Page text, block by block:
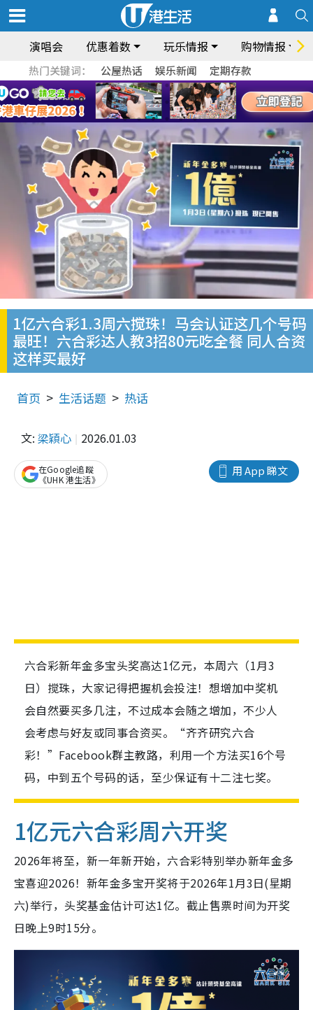
演唱会 优惠着数 玩乐情报 购物情报
热门关键词： 公屋热话 娱乐新闻 定期存款
1亿六合彩1.3周六搅珠！马会认证这几个号码
最旺！六合彩达人教3招80元吃全餐 同人合资
这样买最好
首页 生活话题 热话
文: 梁穎心 2026.01.03
用 App 睇文
在Google追蹤
《UHK 港生活》
六合彩新年金多宝头奖高达1亿元，本周六（1月3
日）搅珠，大家记得把握机会投注！想增加中奖机
会自然要买多几注，不过成本会随之增加，不少人
会考虑与好友或同事合资买。“齐齐研究六合
彩！”Facebook群主教路，利用一个方法买16个号
码，中到五个号码的话，至少保证有十二注七奖。
1亿元六合彩周六开奖
2026年将至，新一年新开始，六合彩特别举办新年金多
宝喜迎2026！新年金多宝开奖将于2026年1月3日(星期
六)举行，头奖基金估计可达1亿。截止售票时间为开奖
日晚上9时15分。